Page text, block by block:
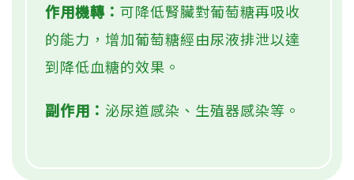
作用機轉： 可降低腎臟對葡萄糖再吸收
的能力，增加葡萄糖經由尿液排泄以達
到降低血糖的效果。
副作用： 泌尿道感染、生殖器感染等。